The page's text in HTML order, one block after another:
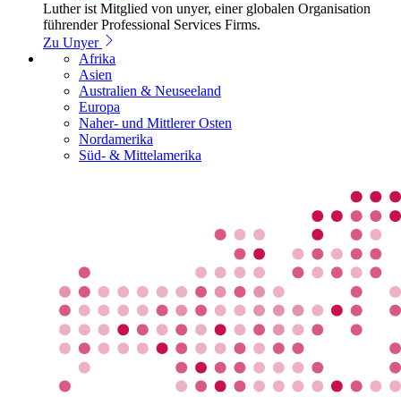
Luther ist Mitglied von unyer, einer globalen Organisation
führender Professional Services Firms.
Zu Unyer
Afrika
Asien
Australien & Neuseeland
Europa
Naher- und Mittlerer Osten
Nordamerika
Süd- & Mittelamerika